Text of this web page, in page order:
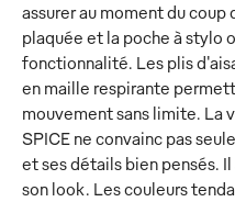
assurer au moment du
plaquée et la poche à stylo
fonctionnalité. Les plis
en maille respirante
mouvement sans limite. La
SPICE ne convainc pas
et ses détails bien pensés.
son look. Les couleurs